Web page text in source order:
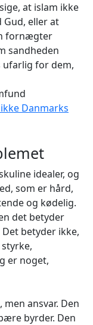
at islam ikke
eller at
fornægter
sandheden
ufarlig for dem,
Danmarks
idealer, og
som er hård,
og kødelig.
det betyder
betyder ikke,
er noget,
ansvar. Den
byrder. Den